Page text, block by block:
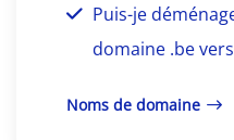
Puis-je
domaine .be
Noms de domaine